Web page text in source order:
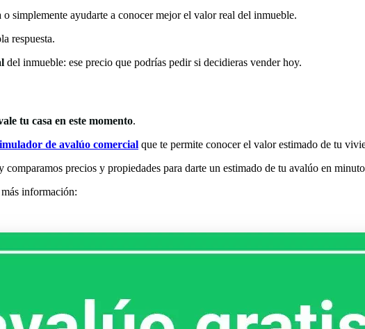
simplemente ayudarte a conocer mejor el valor real del inmueble.
respuesta.
del inmueble: ese precio que podrías pedir si decidieras vender hoy.
tu casa en este momento.
de avalúo comercial que te permite conocer el valor estimado de tu
precios y propiedades para darte un estimado de tu avalúo en
información: